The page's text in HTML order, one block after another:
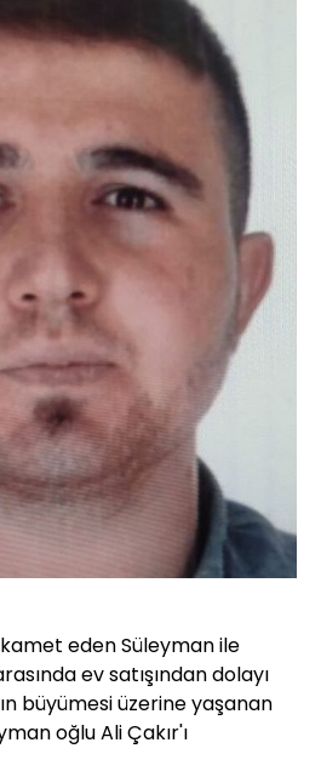
eden Süleyman ile
ev satışından dolayı
büyümesi üzerine yaşanan
oğlu Ali Çakır'ı